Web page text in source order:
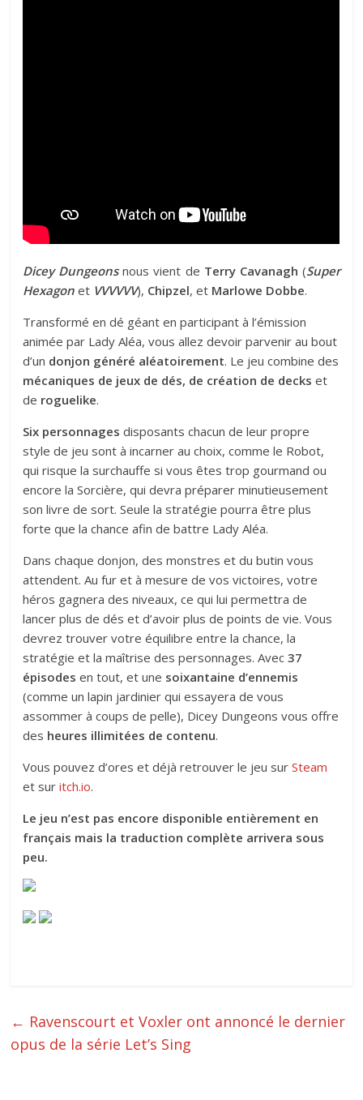
Dicey Dungeonsnous vient de Terry Cavanagh (Super
Hexagon et VVVVVV), Chipzel, et Marlowe Dobbe.
Transformé en dé géant en participant à l’émission
animée par Lady Aléa, vous allez devoir parvenir au bout
d’un donjon généré aléatoirement. Le jeu combine des
mécaniques de jeux de dés, de création de decks et
de roguelike.
Six personnages disposants chacun de leur propre
style de jeu sont à incarner au choix, comme le Robot,
qui risque la surchauffe si vous êtes trop gourmand ou
encore la Sorcière, qui devra préparer minutieusement
son livre de sort. Seule la stratégie pourra être plus
forte que la chance afin de battre Lady Aléa.
Dans chaque donjon, des monstres et du butin vous
attendent. Au fur et à mesure de vos victoires, votre
héros gagnera des niveaux, ce qui lui permettra de
lancer plus de dés et d’avoir plus de points de vie. Vous
devrez trouver votre équilibre entre la chance, la
stratégie et la maîtrise des personnages. Avec37
épisodes en tout, et une soixantaine d’ennemis
(comme un lapin jardinier qui essayera de vous
assommer à coups de pelle), Dicey Dungeons vous offre
des heures illimitées de contenu.
Vous pouvez d’ores et déjà retrouver le jeu surSteam
et sur itch.io.
Le jeu n’est pas encore disponible entièrement en
français mais la traduction complète arrivera sous
peu.
← Ravenscourt et Voxler ont annoncé le dernier
opus de la série Let’s Sing